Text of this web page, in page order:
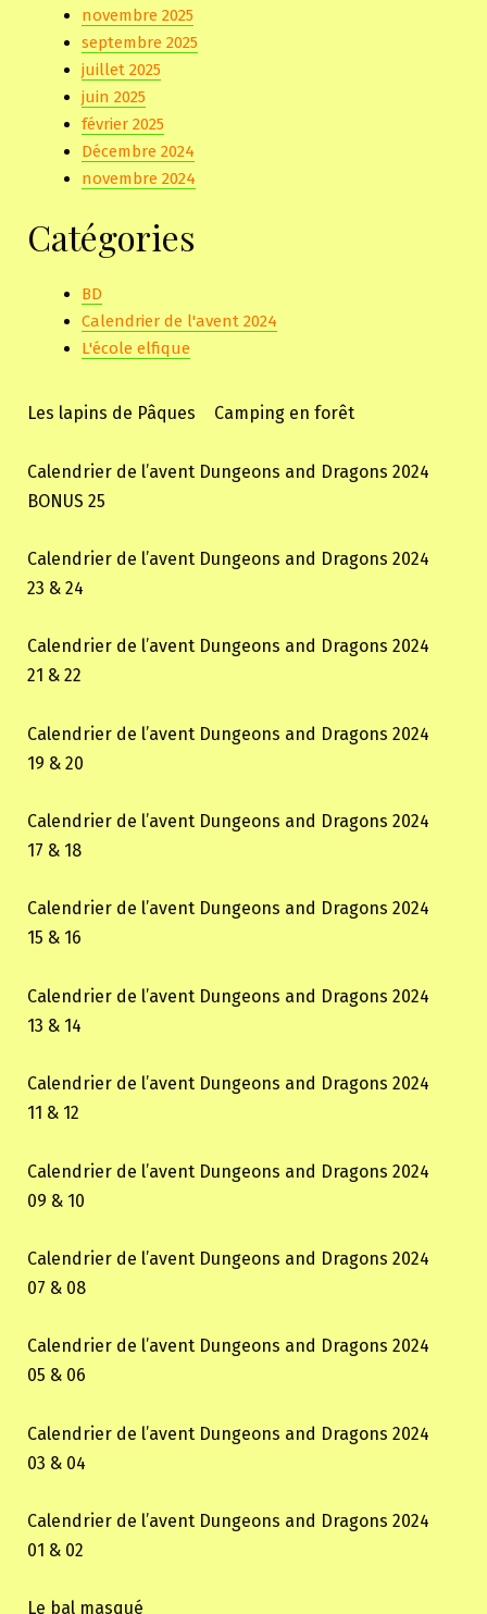
novembre 2025
septembre 2025
juillet 2025
juin 2025
février 2025
Décembre 2024
novembre 2024
Catégories
BD
Calendrier de l'avent 2024
L'école elfique
Les lapins de Pâques Camping en forêt
Calendrier de l’avent Dungeons and Dragons 2024
BONUS 25
Calendrier de l’avent Dungeons and Dragons 2024
23 & 24
Calendrier de l’avent Dungeons and Dragons 2024
21 & 22
Calendrier de l’avent Dungeons and Dragons 2024
19 & 20
Calendrier de l’avent Dungeons and Dragons 2024
17 & 18
Calendrier de l’avent Dungeons and Dragons 2024
15 & 16
Calendrier de l’avent Dungeons and Dragons 2024
13 & 14
Calendrier de l’avent Dungeons and Dragons 2024
11 & 12
Calendrier de l’avent Dungeons and Dragons 2024
09 & 10
Calendrier de l’avent Dungeons and Dragons 2024
07 & 08
Calendrier de l’avent Dungeons and Dragons 2024
05 & 06
Calendrier de l’avent Dungeons and Dragons 2024
03 & 04
Calendrier de l’avent Dungeons and Dragons 2024
01 & 02
Le bal masqué